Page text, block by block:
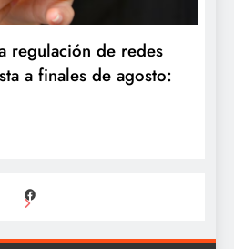
regulación de redes
a finales de agosto: